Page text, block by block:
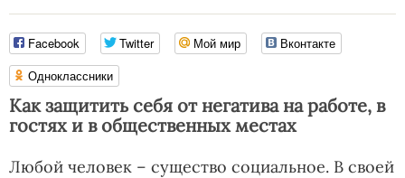
Facebook Twitter Мой мир
Вконтакте
Одноклассники
Как защитить себя от негатива на работе, в
гостях и в общественных местах
Любой человек – существо социальное. В своей